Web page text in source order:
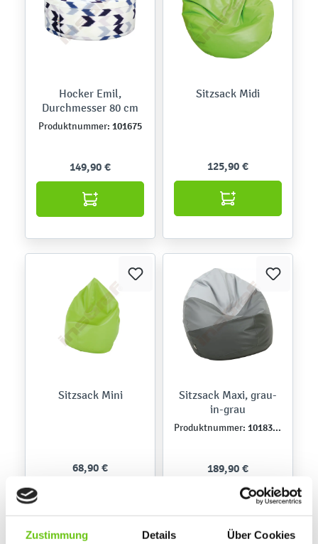
Zustimmung Details Über Cookies
Hocker Emil,
Durchmesser 80 cm
Produktnummer: 101675
149,90 €
Sitzsack Midi
125,90 €
Sitzsack Mini
68,90 €
Sitzsack Maxi, grau-
in-grau
Produktnummer: 101839PU
189,90 €